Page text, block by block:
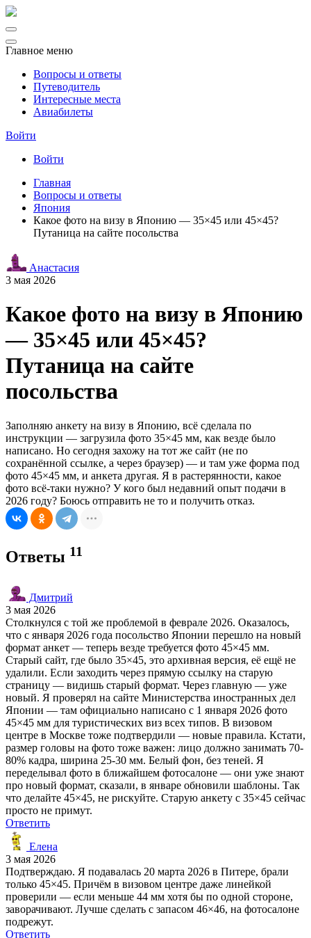
Главное меню
Вопросы и ответы
Путеводитель
Интересные места
Авиабилеты
Войти
Войти
Главная
Вопросы и ответы
Япония
Какое фото на визу в Японию — 35×45 или 45×45?
Путаница на сайте посольства
Анастасия
3 мая 2026
Какое фото на визу в Японию
— 35×45 или 45×45?
Путаница на сайте
посольства
Заполняю анкету на визу в Японию, всё сделала по
инструкции — загрузила фото 35×45 мм, как везде было
написано. Но сегодня захожу на тот же сайт (не по
сохранённой ссылке, а через браузер) — и там уже форма под
фото 45×45 мм, и анкета другая. Я в растерянности, какое
фото всё-таки нужно? У кого был недавний опыт подачи в
2026 году? Боюсь отправить не то и получить отказ.
Ответы 11
Дмитрий
3 мая 2026
Столкнулся с той же проблемой в феврале 2026. Оказалось,
что с января 2026 года посольство Японии перешло на новый
формат анкет — теперь везде требуется фото 45×45 мм.
Старый сайт, где было 35×45, это архивная версия, её ещё не
удалили. Если заходить через прямую ссылку на старую
страницу — видишь старый формат. Через главную — уже
новый. Я проверял на сайте Министерства иностранных дел
Японии — там официально написано с 1 января 2026 фото
45×45 мм для туристических виз всех типов. В визовом
центре в Москве тоже подтвердили — новые правила. Кстати,
размер головы на фото тоже важен: лицо должно занимать 70-
80% кадра, ширина 25-30 мм. Белый фон, без теней. Я
переделывал фото в ближайшем фотосалоне — они уже знают
про новый формат, сказали, в январе обновили шаблоны. Так
что делайте 45×45, не рискуйте. Старую анкету с 35×45 сейчас
просто не примут.
Ответить
Елена
3 мая 2026
Подтверждаю. Я подавалась 20 марта 2026 в Питере, брали
только 45×45. Причём в визовом центре даже линейкой
проверили — если меньше 44 мм хотя бы по одной стороне,
заворачивают. Лучше сделать с запасом 46×46, на фотосалоне
подрежут.
Ответить